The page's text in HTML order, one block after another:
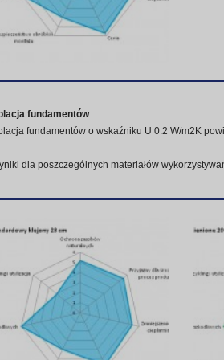
fundamentów
fundamentów o wskaźniku U 0.2 W/m2K
dla poszczególnych materiałów